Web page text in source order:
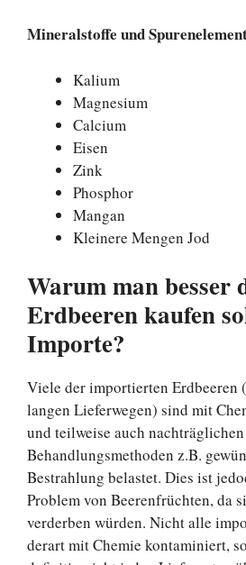
Mineralstoffe und
Kalium
Magnesium
Calcium
Eisen
Zink
Phosphor
Mangan
Kleinere Mengen Jod
Warum man besser
Erdbeeren kaufen
Importe?
Viele der importierten Erdbeeren
langen Lieferwegen) sind mit
und teilweise auch nachträglichen
Behandlungsmethoden z.B.
Bestrahlung belastet. Dies ist
Problem von Beerenfrüchten, da
verderben würden. Nicht alle
derart mit Chemie kontaminiert,